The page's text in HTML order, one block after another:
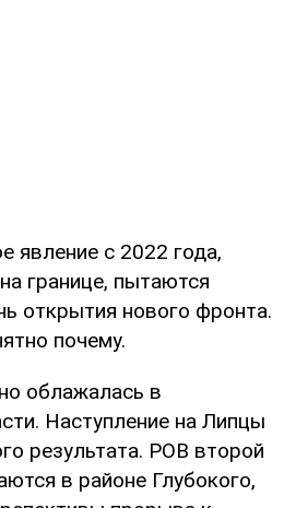
явление с 2022 года,
границе, пытаются
открытия нового фронта.
почему.
облажалась в
Наступление на Липцы
результата. РОВ второй
в районе Глубокого,